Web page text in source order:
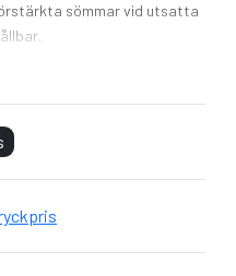
sömmar vid utsatta
rik och elastan mix,
rörelsefrihet
för ökad synbarhet